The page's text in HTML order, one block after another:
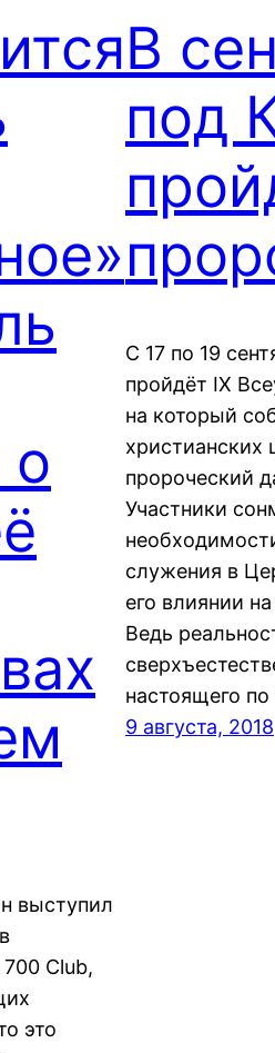
о
выступил
Club,
это
В
под
С 17 по 19
пройдёт IX
на который
пророческий
Участники
служения в
его влиянии
Ведь
настоящего
9 августа, 2018